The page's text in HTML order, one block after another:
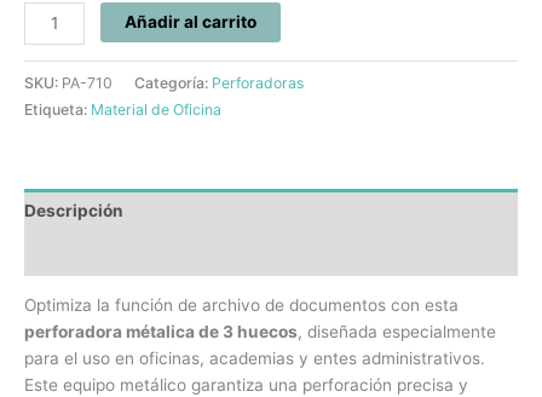
Añadir al carrito
SKU: PA-710 Categoría: Perforadoras
Etiqueta: Material de Oficina
Descripción
Optimiza la función de archivo de documentos con esta
perforadora métalica de 3 huecos, diseñada especialmente
para el uso en oficinas, academias y entes administrativos.
Este equipo metálico garantiza una perforación precisa y